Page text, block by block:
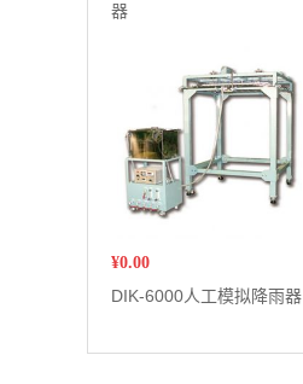
器
¥0.00
DIK-6000人工模拟降雨器